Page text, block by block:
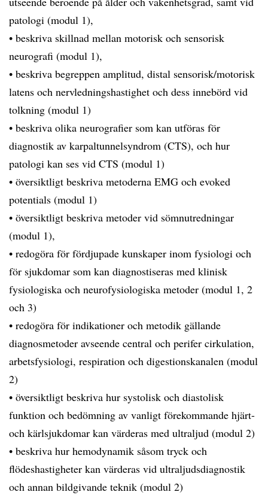
patologi (modul 1),
• beskriva skillnad mellan motorisk och sensorisk
neurografi (modul 1),
• beskriva begreppen amplitud, distal sensorisk/motorisk
latens och nervledningshastighet och dess innebörd vid
tolkning (modul 1)
• beskriva olika neurografier som kan utföras för
diagnostik av karpaltunnelsyndrom (CTS), och hur
patologi kan ses vid CTS (modul 1)
• översiktligt beskriva metoderna EMG och evoked
potentials (modul 1)
• översiktligt beskriva metoder vid sömnutredningar
(modul 1),
• redogöra för fördjupade kunskaper inom fysiologi och
för sjukdomar som kan diagnostiseras med klinisk
fysiologiska och neurofysiologiska metoder (modul 1, 2
och 3)
• redogöra för indikationer och metodik gällande
diagnosmetoder avseende central och perifer cirkulation,
arbetsfysiologi, respiration och digestionskanalen (modul
2)
• översiktligt beskriva hur systolisk och diastolisk
funktion och bedömning av vanligt förekommande hjärt-
och kärlsjukdomar kan värderas med ultraljud (modul 2)
• beskriva hur hemodynamik såsom tryck och
flödeshastigheter kan värderas vid ultraljudsdiagnostik
och annan bildgivande teknik (modul 2)